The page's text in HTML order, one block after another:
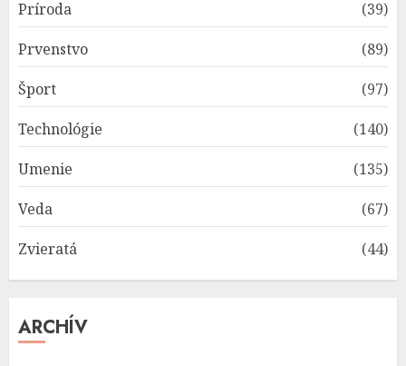
Príroda
(39)
Prvenstvo
(89)
Šport
(97)
Technológie
(140)
Umenie
(135)
Veda
(67)
Zvieratá
(44)
ARCHÍV